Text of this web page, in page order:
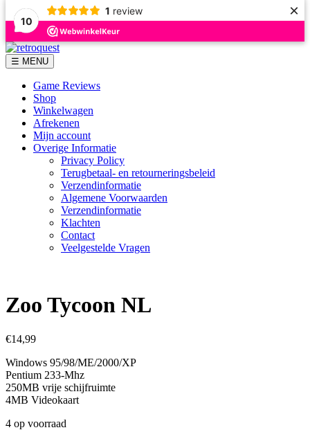
10
1 review ×
Skip
to
content
☰ MENU
Game Reviews
Shop
Winkelwagen
Afrekenen
Mijn account
Overige Informatie
Privacy Policy
Terugbetaal- en retourneringsbeleid
Verzendinformatie
Algemene Voorwaarden
Verzendinformatie
Klachten
Contact
Veelgestelde Vragen
Zoo Tycoon NL
€14,99
Windows 95/98/ME/2000/XP
Pentium 233-Mhz
250MB vrije schijfruimte
4MB Videokaart
4 op voorraad